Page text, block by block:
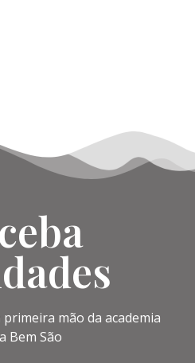
primeira mão da academia
Bem São